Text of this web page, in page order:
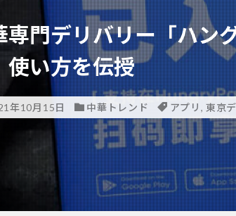
専門デリバリー「ハン
い方を伝授
年10月15日 中華トレンド アプリ ,東京